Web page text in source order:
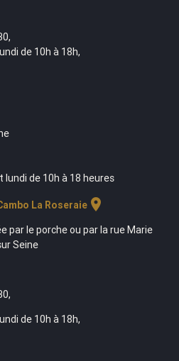
de 10h à 18h,
de 10h à 18 heures
La Roseraielocation_on
par le porche ou par la rue Marie
Seine
de 10h à 18h,